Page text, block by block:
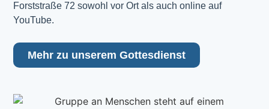
Forststraße 72 sowohl vor Ort als auch online auf
YouTube.
Mehr zu unserem Gottesdienst